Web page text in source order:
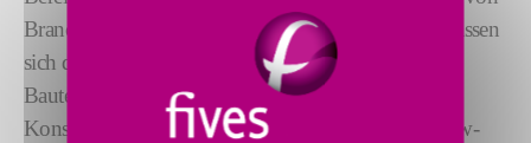
Branchen auf der ganzen Welt. Unsere Kunden verlassen
sich darauf, dass sie in kürzester Zeit äußerst präzise
Bauteile herstellen können. Mit jahrzehntelanger
Konstruktionserfahrung verfügen wir über das Know-